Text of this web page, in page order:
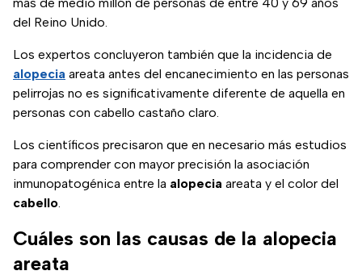
del Reino Unido.
Los expertos concluyeron también que la incidencia de
alopecia areata antes del encanecimiento en las personas
pelirrojas no es significativamente diferente de aquella en
personas con cabello castaño claro.
Los científicos precisaron que en necesario más estudios
para comprender con mayor precisión la asociación
inmunopatogénica entre la alopecia areata y el color del
cabello.
Cuáles son las causas de la alopecia
areata